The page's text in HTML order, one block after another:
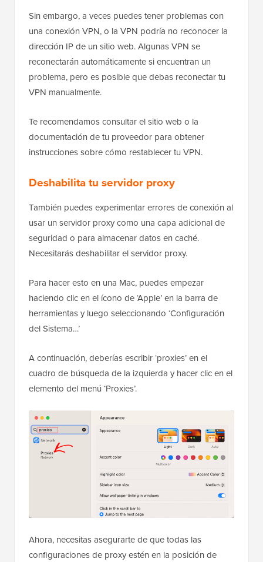
Sin embargo, a veces puedes tener problemas con
una conexión VPN, o la VPN podría no reconocer la
dirección IP de un sitio web. Algunas VPN se
reconectarán automáticamente si encuentran un
problema, pero es posible que debas reconectar tu
VPN manualmente.
Te recomendamos consultar el sitio web o la
documentación de tu proveedor para obtener
instrucciones sobre cómo restablecer tu VPN.
Deshabilita tu servidor proxy
También puedes experimentar errores de conexión al
usar un servidor proxy como una capa adicional de
seguridad o para almacenar datos en caché.
Necesitarás deshabilitar el servidor proxy.
Para hacer esto en una Mac, puedes empezar
haciendo clic en el ícono de ‘Apple’ en la barra de
herramientas y luego seleccionando ‘Configuración
del Sistema…’
A continuación, deberías escribir ‘proxies’ en el
cuadro de búsqueda de la izquierda y hacer clic en el
elemento del menú ‘Proxies’.
Ahora, necesitas asegurarte de que todas las
configuraciones de proxy estén en la posición de